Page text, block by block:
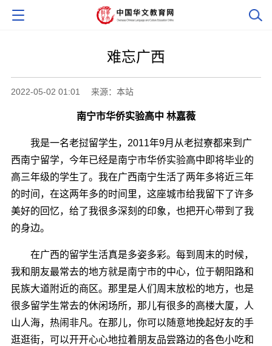
难忘广西
2022-05-02 01:01 来源：本站
南宁市华侨实验高中 林嘉薇
我是一名老挝留学生，2011年9月从老挝寮都来到广
西南宁留学，今年已经是南宁市华侨实验高中即将毕业的
高三年级的学生了。我在广西南宁生活了两年多将近三年
的时间，在这两年多的时间里，这座城市给我留下了许多
美好的回忆，给了我很多深刻的印象，也把开心带到了我
的身边。
在广西的留学生活真是多姿多彩。每到周末的时候，
我和朋友最常去的地方就是南宁市的中心，位于朝阳路和
民族大道附近的商区。那里是人们周末放松的地方，也是
很多留学生常去的休闲场所，那儿有很多的高楼大厦，人
山人海，热闹非凡。在那儿，你可以随意地挽起好友的手
逛逛街，可以开开心心地拉着朋友品尝路边的各色小吃和